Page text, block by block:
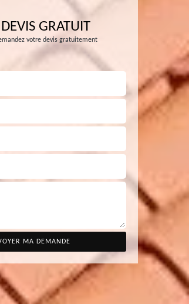
DEVIS GRATUIT
votre devis gratuitement